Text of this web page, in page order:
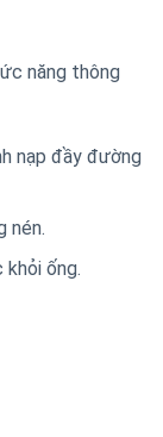
năng thông
nạp đầy đường
nén.
ống.